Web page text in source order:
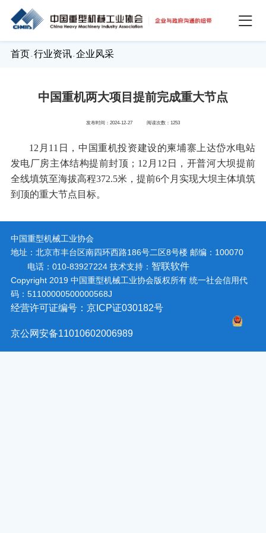
首页 - 行业资讯- 企业风采
中国重机两大项目提前完成重大节点
发布时间：2024-12-27 阅读次数：1253
12月11日，中国重机投资建设的柬埔寨上达岱水电站
发电厂房主体结构提前封顶；12月12日，开普河大坝提前
全线填筑至海拔高程372.5米，提前6个月实现大坝主体填筑
到顶的重大节点目标。
中国重型机械工业协会
地址：北京市丰台区南四环西路186号二区8号楼 邮编：100070
电话：010-83927224 技术支持： 智联软件
Copyright 2019 中国重型机械工业协会版权所有 统一社会信用代
码：51100000500000568J
经营许可证编号：京ICP证030182号
京公网安备11010602006989